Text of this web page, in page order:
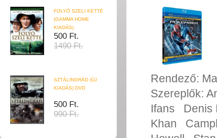
FOLYÓ SZELI KETTÉ
(GAMMA HOME
KIADÁS)
500 Ft.
1490 Ft.
SZTÁLINGRÁD (ÚJ
KIADÁS) DVD
500 Ft.
990 Ft.
Rendező:
Szereplők:
Ifans
Denis
Khan